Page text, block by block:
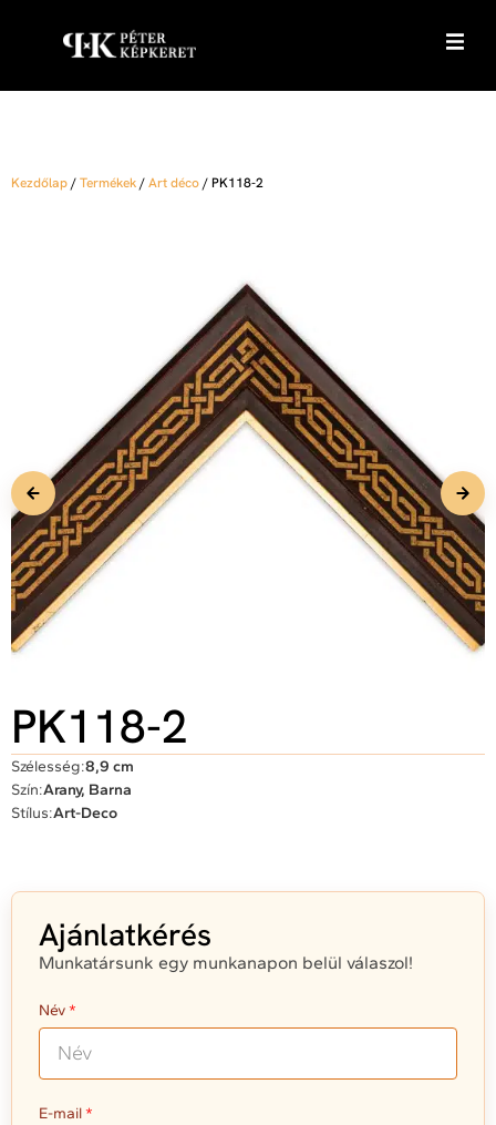
Kezdőlap/Termékek/Art déco/PK118-2
PK118-2
Szélesség:8,9 cm
Szín:Arany, Barna
Stílus:Art-Deco
Ajánlatkérés
Munkatársunk egy munkanapon belül válaszol!
Név
E-mail